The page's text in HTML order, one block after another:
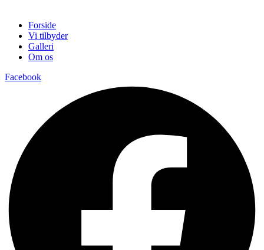
Forside
Vi tilbyder
Galleri
Om os
Facebook